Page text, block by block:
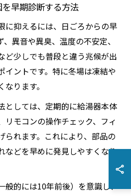
早期診断する方法
に抑えるには、日ごろからの早
異音や異臭、温度の不安定、
ど少しでも普段と違う兆候が出
イントです。特に冬場は凍結や
ります。
としては、定期的に給湯器本体
リモコンの操作チェック、フィ
られます。これにより、部品の
などを早めに発見しやすくなり
般的には10年前後）を意識し、